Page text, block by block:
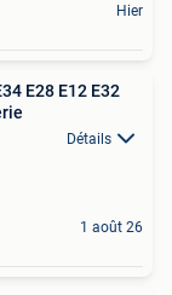
Hier
E28 E12 E32
Détails
1 août 26